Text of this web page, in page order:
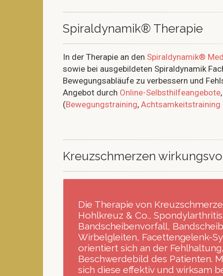
Spiraldynamik® Therapie
In der Therapie an den Spiraldynamik®
sowie bei ausgebildeten Spiraldynamik
Bewegungsabläufe zu verbessern und
Angebot durch Online-Selbsthilfeangebote,
(Bewegungstraining, Achtsamkeitstraining
Kreuzschmerzen
Die Therapie von
Hohlkreuz & ⁣Co.,
Bandscheibenvorfall,
Wirbelgleiten, Facettengelenk-
orientiert sich an der
Beschwerdebild des Patienten.
sich diese effektiv und wirksam